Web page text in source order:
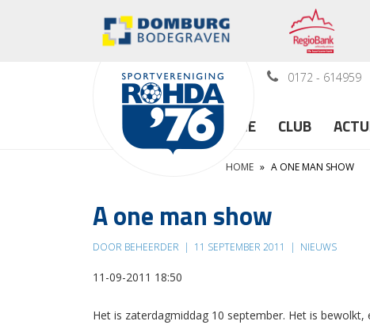
0172 - 614959
HOME CLUB
HOME » A ONE MAN SHOW
A one man show
DOOR BEHEERDER | 11 SEPTEMBER 2011 | NIEUWS
11-09-2011 18:50
Het is zaterdagmiddag 10 september. Het is